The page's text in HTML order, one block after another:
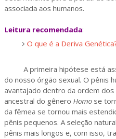
associada aos humanos.
Leitura recomendada:
O que é a Deriva
A primeira hipótese está
do nosso órgão sexual. O pênis
avantajado dentro da ordem dos
ancestral do gênero Homose
da fêmea se tornou mais
pênis pequenos. A seleção
pênis mais longos e, com isso,